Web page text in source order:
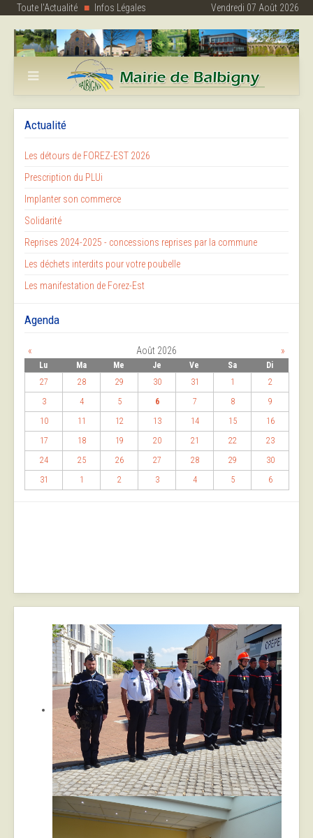
Toute l'Actualité Infos Légales Vendredi 07 Août 2026
Actualité
Les détours de FOREZ-EST 2026
Prescription du PLUi
Implanter son commerce
Solidarité
Reprises 2024-2025 - concessions reprises par la commune
Les déchets interdits pour votre poubelle
Les manifestation de Forez-Est
Agenda
« Août 2026 »
Lu Ma Me Je Ve Sa
Di
27
28 29 30 31 1
2
3
4 5 6 7 8
9
10
11 12 13 14 15
16
17
18 19 20 21 22
23
24
25 26 27 28 29
30
31
1 2 3 4 5 6